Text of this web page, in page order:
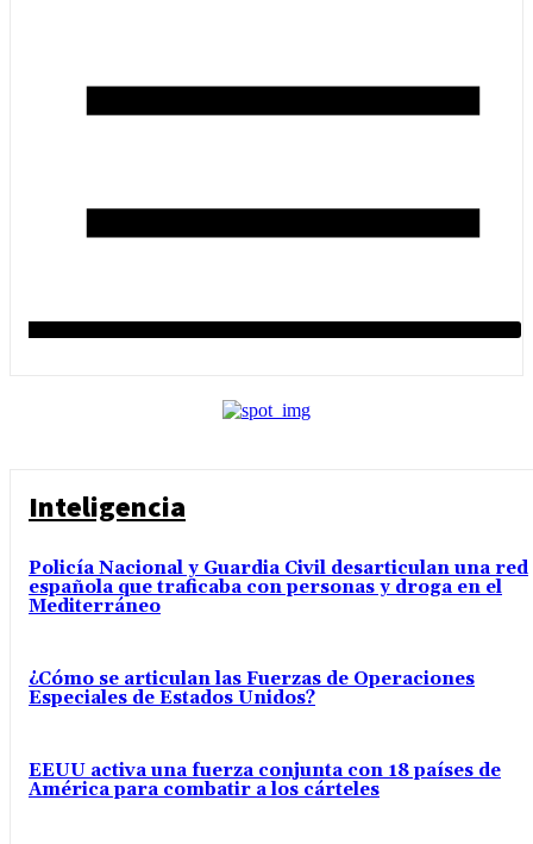
Inteligencia
Policía Nacional y Guardia Civil desarticulan una red
española que traficaba con personas y droga en el
Mediterráneo
¿Cómo se articulan las Fuerzas de Operaciones
Especiales de Estados Unidos?
EEUU activa una fuerza conjunta con 18 países de
América para combatir a los cárteles